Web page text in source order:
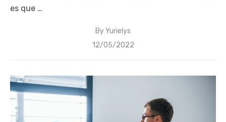
es que …
ByYurielys
Posted
12/05/2022